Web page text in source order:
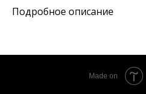
Подробное описание
Made on